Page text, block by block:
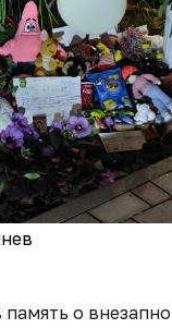
о внезапно